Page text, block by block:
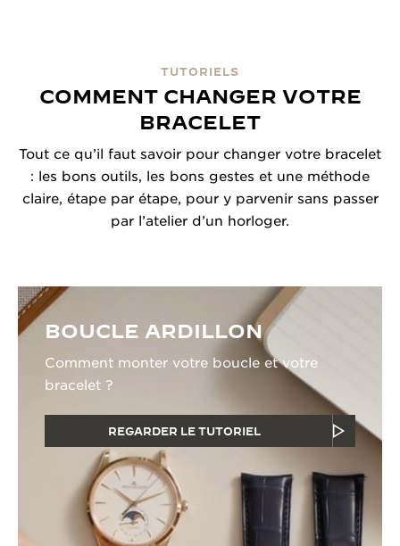
TUTORIELS
COMMENT CHANGER VOTRE
BRACELET
Tout ce qu’il faut savoir pour changer votre bracelet
: les bons outils, les bons gestes et une méthode
claire, étape par étape, pour y parvenir sans passer
par l’atelier d’un horloger.
BOUCLE ARDILLON
Comment monter votre boucle et votre
bracelet ?
REGARDER LE TUTORIEL